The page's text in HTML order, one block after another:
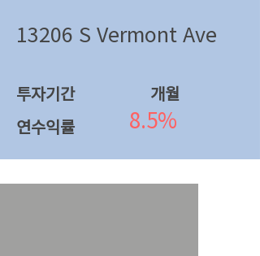
13206 S Vermont Ave
투자기간
​개월
연수익률
8.5%